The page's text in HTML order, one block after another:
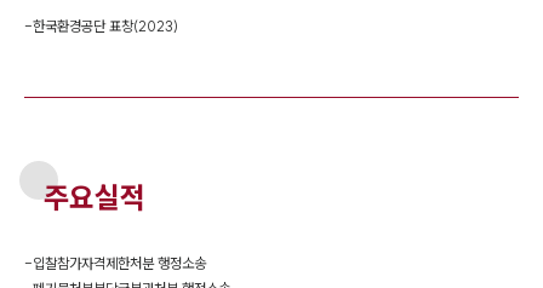
-한국환경공단 표창(2023)
주요실적
-입찰참가자격제한처분 행정소송